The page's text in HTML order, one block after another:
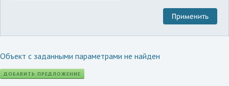
Объект с заданными параметрами не найден
ДОБАВИТЬ ПРЕДЛОЖЕНИЕ